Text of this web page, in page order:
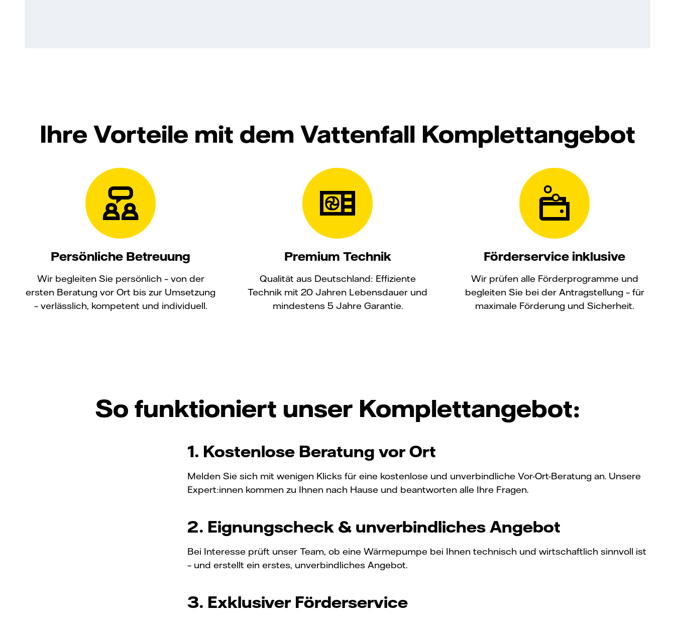
Ihre Vorteile mit dem Vattenfall Komplettangebot
Persönliche Betreuung
Wir begleiten Sie persönlich – von der
ersten Beratung vor Ort bis zur Umsetzung
– verlässlich, kompetent und individuell.
Premium Technik
Qualität aus Deutschland: Effiziente
Technik mit 20 Jahren Lebensdauer und
mindestens 5 Jahre Garantie.
Förderservice inklusive
Wir prüfen alle Förderprogramme und
begleiten Sie bei der Antragstellung – für
maximale Förderung und Sicherheit.
So funktioniert unser Komplettangebot:
1. Kostenlose Beratung vor Ort
Melden Sie sich mit wenigen Klicks für eine kostenlose und unverbindliche Vor-Ort-Beratung an. Unsere
Expert:innen kommen zu Ihnen nach Hause und beantworten alle Ihre Fragen.
2. Eignungscheck & unverbindliches Angebot
Bei Interesse prüft unser Team, ob eine Wärmepumpe bei Ihnen technisch und wirtschaftlich sinnvoll ist
– und erstellt ein erstes, unverbindliches Angebot.
3. Exklusiver Förderservice